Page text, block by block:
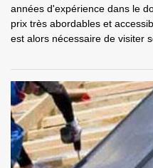
années d'expérience dans le
prix très abordables et
est alors nécessaire de visiter